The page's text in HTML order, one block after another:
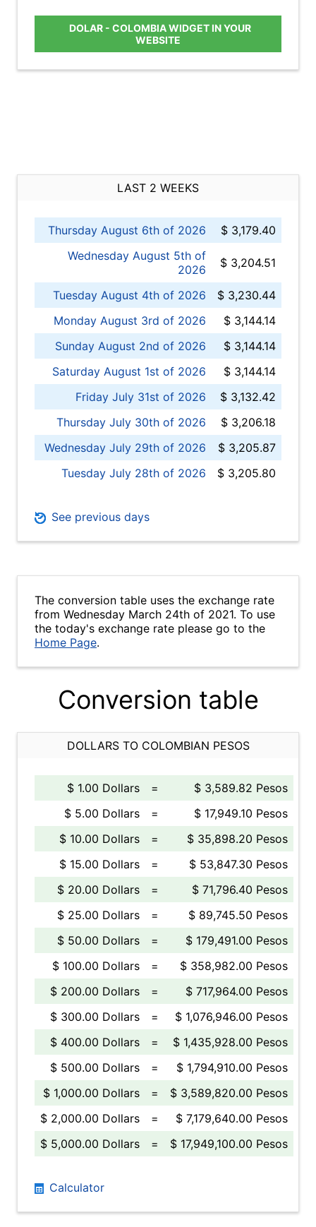
DOLAR - COLOMBIA WIDGET IN YOUR
WEBSITE
LAST 2 WEEKS
Thursday August 6th of 2026
$ 3,179.40
Wednesday August 5th of
2026
$ 3,204.51
Tuesday August 4th of 2026
$ 3,230.44
Monday August 3rd of 2026
$ 3,144.14
Sunday August 2nd of 2026
$ 3,144.14
Saturday August 1st of 2026
$ 3,144.14
Friday July 31st of 2026
$ 3,132.42
Thursday July 30th of 2026
$ 3,206.18
Wednesday July 29th of 2026
$ 3,205.87
Tuesday July 28th of 2026
$ 3,205.80
See previous days
The conversion table uses the exchange rate
from Wednesday March 24th of 2021. To use
the today's exchange rate please go to the
Home Page.
Conversion table
DOLLARS TO COLOMBIAN PESOS
$ 1.00 Dollars =
$ 3,589.82 Pesos
$ 5.00 Dollars
=
$ 17,949.10 Pesos
$ 10.00 Dollars
=
$ 35,898.20 Pesos
$ 15.00 Dollars
=
$ 53,847.30 Pesos
$ 20.00 Dollars
=
$ 71,796.40 Pesos
$ 25.00 Dollars
=
$ 89,745.50 Pesos
$ 50.00 Dollars
=
$ 179,491.00 Pesos
$ 100.00 Dollars
=
$ 358,982.00 Pesos
$ 200.00 Dollars
=
$ 717,964.00 Pesos
$ 300.00 Dollars
=
$ 1,076,946.00 Pesos
$ 400.00 Dollars
=
$ 1,435,928.00 Pesos
$ 500.00 Dollars
=
$ 1,794,910.00 Pesos
$ 1,000.00 Dollars
=
$ 3,589,820.00 Pesos
$ 2,000.00 Dollars
=
$ 7,179,640.00 Pesos
$ 5,000.00 Dollars
= $ 17,949,100.00 Pesos
Calculator